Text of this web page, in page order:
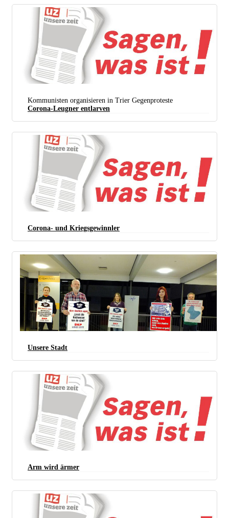
Kommunisten organisieren in Trier Gegenproteste
Corona-Leugner entlarven
Corona- und Kriegsgewinnler
Kandidaten der DKP/ Linke Liste Mörfelden-Walldorf. Im Vordergrund die beiden
Spitzenkandaten Gerd Schulmeyer (DKP) und Fiona Beyermann (SDAJ). (Foto: DKP Mörfelden-
Unsere Stadt
Arm wird ärmer